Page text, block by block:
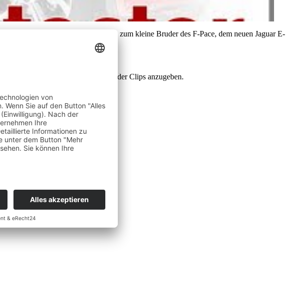
und den neuen XF Sportbrake bis zum kleine Bruder des F-Pace, dem neuen Jaguar E-
‚die-autotester.com‘ als Quelle der Clips anzugeben.